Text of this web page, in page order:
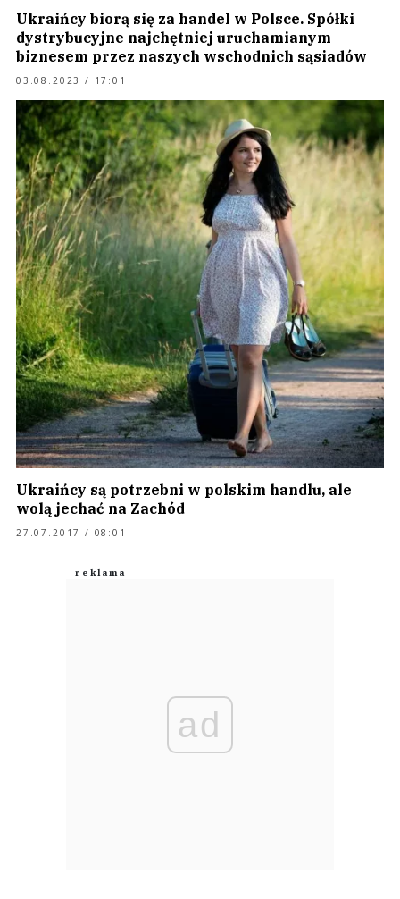
Ukraińcy biorą się za handel w Polsce. Spółki
dystrybucyjne najchętniej uruchamianym
biznesem przez naszych wschodnich sąsiadów
03.08.2023 / 17:01
Ukraińcy są potrzebni w polskim handlu, ale
wolą jechać na Zachód
27.07.2017 / 08:01
ad